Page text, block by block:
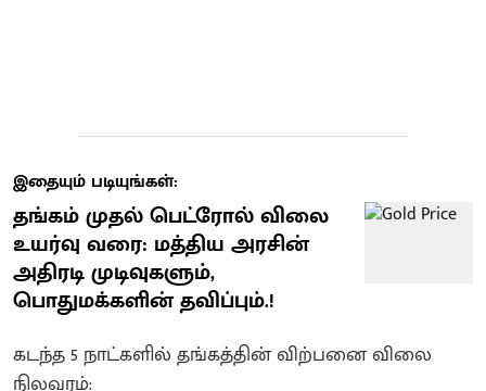
இதையும் படியுங்கள்:
தங்கம் முதல் பெட்ரோல் விலை
உயர்வு வரை: மத்திய அரசின்
அதிரடி முடிவுகளும்,
பொதுமக்களின் தவிப்பும்.!
கடந்த 5 நாட்களில் தங்கத்தின் விற்பனை விலை
நிலவரம்: